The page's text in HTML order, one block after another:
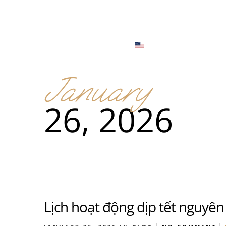
Food
한국어
简体中文
Menu
January
26, 2026
Lịch hoạt động dịp tết